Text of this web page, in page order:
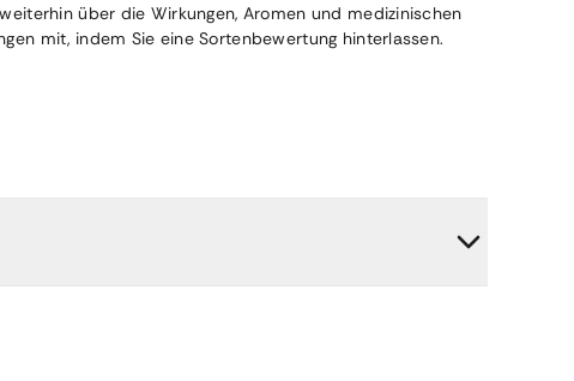
über die Wirkungen, Aromen und medizinischen
mit, indem Sie eine Sortenbewertung hinterlassen.